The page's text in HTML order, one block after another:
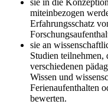
miteinbezogen
Erfahrungsschatz
sie an
Studien teilnehmen,
verschiedenen
Wissen und
Ferienaufenthalten
bewerten.